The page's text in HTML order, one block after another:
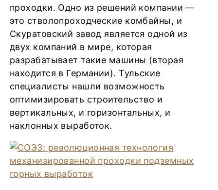
проходки. Одно из решений компании —
это стволопроходческие комбайны, и
Скуратовский завод является одной из
двух компаний в мире, которая
разрабатывает такие машины (вторая
находится в Германии). Тульские
специалисты нашли возможность
оптимизировать строительство и
вертикальных, и горизонтальных, и
наклонных выработок.